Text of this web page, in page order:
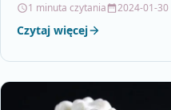
1 minuta czytania 2024-01-30
Czytaj więcej